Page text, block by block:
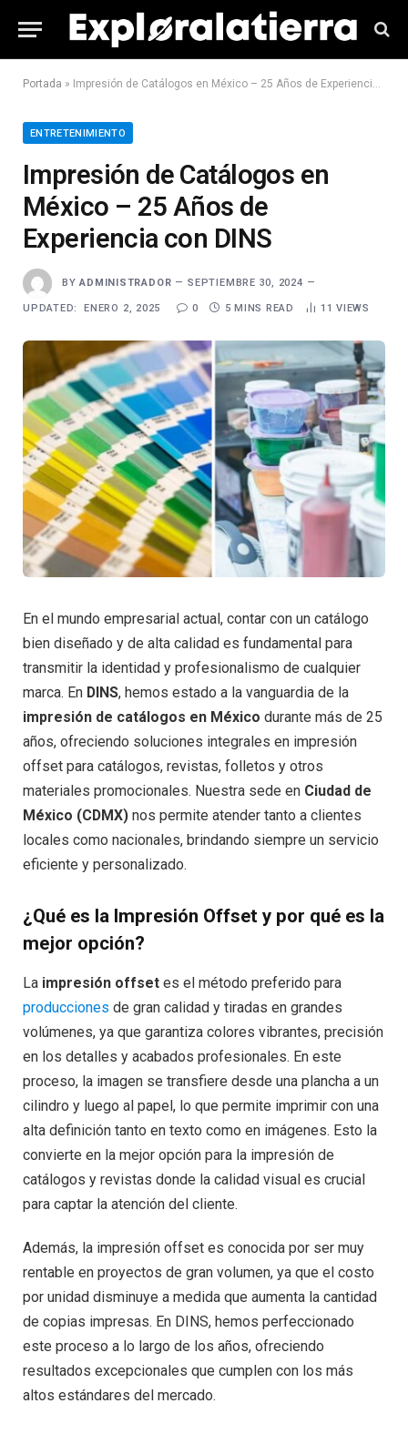
Portada » Impresión de Catálogos en México – 25 Años de Experiencia con DINS
ENTRETENIMIENTO
Impresión de Catálogos en
México – 25 Años de
Experiencia con DINS
BY ADMINISTRADOR SEPTIEMBRE 30, 2024
UPDATED: ENERO 2, 2025 0 5 MINS READ 11VIEWS
En el mundo empresarial actual, contar con un catálogo
bien diseñado y de alta calidad es fundamental para
transmitir la identidad y profesionalismo de cualquier
marca. En DINS, hemos estado a la vanguardia de la
impresión de catálogos en México durante más de 25
años, ofreciendo soluciones integrales en impresión
offset para catálogos, revistas, folletos y otros
materiales promocionales. Nuestra sede en Ciudad de
México (CDMX) nos permite atender tanto a clientes
locales como nacionales, brindando siempre un servicio
eficiente y personalizado.
¿Qué es la Impresión Offset y por qué es la
mejor opción?
La impresión offset es el método preferido para
producciones de gran calidad y tiradas en grandes
volúmenes, ya que garantiza colores vibrantes, precisión
en los detalles y acabados profesionales. En este
proceso, la imagen se transfiere desde una plancha a un
cilindro y luego al papel, lo que permite imprimir con una
alta definición tanto en texto como en imágenes. Esto la
convierte en la mejor opción para la impresión de
catálogos y revistas donde la calidad visual es crucial
para captar la atención del cliente.
Además, la impresión offset es conocida por ser muy
rentable en proyectos de gran volumen, ya que el costo
por unidad disminuye a medida que aumenta la cantidad
de copias impresas. En DINS, hemos perfeccionado
este proceso a lo largo de los años, ofreciendo
resultados excepcionales que cumplen con los más
altos estándares del mercado.